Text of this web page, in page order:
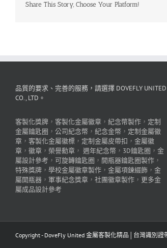
Share This Story, Choose Your Platform!
品質的要求、完善的服務，請選擇 DOVEFLY UNITED
CO., LTD。
客製化獎牌 ， 客製化金屬徽章 ， 紀念幣製作 ， 定制
金屬鑰匙圈 ， 公司紀念幣 ， 紀念金幣 ， 定制金屬徽
章 ， 客製化金屬徽標 ， 定制金屬皮帶扣 ， 金屬徽
章 ， 徽章 ， 榮譽勳章 ， 週年紀念幣 ， 3D鑰匙圈 ， 金
屬設計參考 ， 可旋轉鑰匙圈 ， 開瓶器鑰匙圈製作 ，
特殊獎牌 ， 學校金屬徽章製作 ， 金屬項鍊綴飾 ， 金
屬開瓶器 ， 軍事紀念獎章 ， 社團徽章製作 ， 更多金
屬成品設計參考
Copyright - DoveFly United 金屬客製化精品│台灣識別